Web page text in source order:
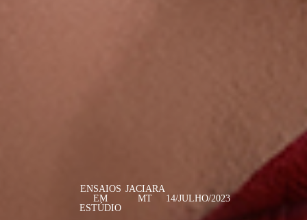
ENSAIOS
EM
ESTÚDIO
JACIARA
MT
14/JULHO/2023